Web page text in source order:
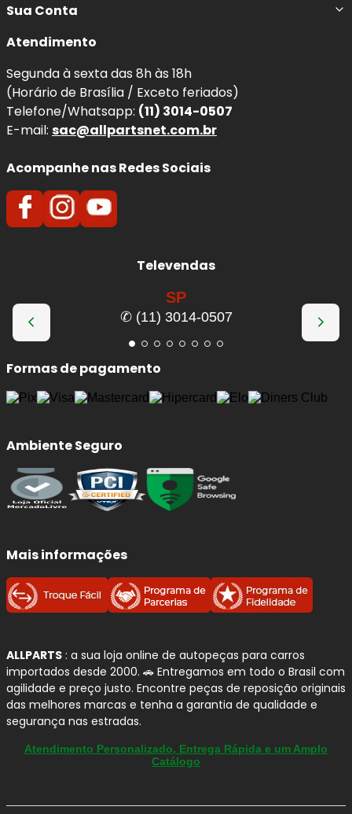
Sua Conta
Atendimento
Segunda à sexta das 8h às 18h
(Horário de Brasília / Exceto feriados)
Telefone/Whatsapp: (11) 3014-0507
E-mail: sac@allpartsnet.com.br
Acompanhe nas Redes Sociais
Televendas
SP
✆ (11) 3014-0507
Formas de pagamento
Ambiente Seguro
Mais informações
ALLPARTS : a sua loja online de autopeças para carros
importados desde 2000. 🚗 Entregamos em todo o Brasil com
agilidade e preço justo. Encontre peças de reposição originais
das melhores marcas e tenha a garantia de qualidade e
segurança nas estradas.
Atendimento Personalizado, Entrega Rápida e um Amplo
Catálogo